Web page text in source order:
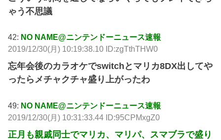
ゃう不思議
42: NO NAME@ニンテンドーニュース速報
2019/12/30(月) 10:19:38.10 ID:zgTthTHW0
忘年会後のカラオケでswitchとマリカ8DX出してや
ったらメチャクチャ盛り上がったわ
49: NO NAME@ニンテンドーニュース速報
2019/12/30(月) 10:31:33.44 ID:95CPMxgZ0
正月も親戚同士でマリカ、マリパ、スマブラで盛り